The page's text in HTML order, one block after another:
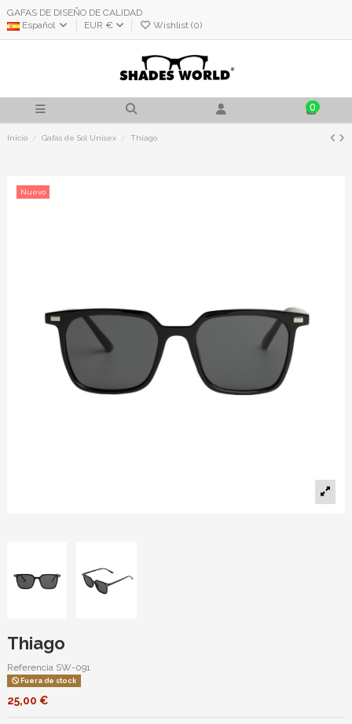
GAFAS DE DISEÑO DE CALIDAD
Español
EUR € Wishlist (0)
0
Inicio Gafas de Sol Unisex Thiago
Nuevo
Thiago
Referencia SW-091
Fuera de stock
25,00 €